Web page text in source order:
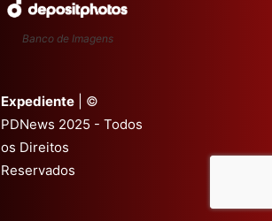
Banco de Imagens
Expediente | ©
PDNews 2025 - Todos
os Direitos
Reservados